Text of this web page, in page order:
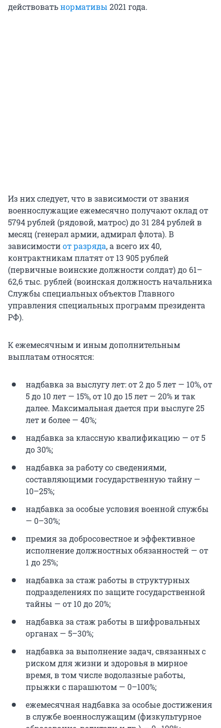
действоватьнормативы 2021 года.
Из них следует, что в зависимости от звания
военнослужащие ежемесячно получают оклад от
5794 рублей (рядовой, матрос) до 31 284 рублей в
месяц (генерал армии, адмирал флота). В
зависимостиот разряда, а всего их 40,
контрактникам платят от 13 905 рублей
(первичные воинские должности солдат) до 61–
62,6 тыс. рублей (воинская должность начальника
Службы специальных объектов Главного
управления специальных программ президента
РФ).
К ежемесячным и иным дополнительным
выплатам относятся:
надбавка за выслугу лет: от 2 до 5 лет — 10%, от
5 до 10 лет — 15%, от 10 до 15 лет — 20% и так
далее. Максимальная дается при выслуге 25
лет и более — 40%;
надбавка за классную квалификацию — от 5
до 30%;
надбавка за работу со сведениями,
составляющими государственную тайну —
10–25%;
надбавка за особые условия военной службы
— 0–30%;
премия за добросовестное и эффективное
исполнение должностных обязанностей — от
1 до 25%;
надбавка за стаж работы в структурных
подразделениях по защите государственной
тайны — от 10 до 20%;
надбавка за стаж работы в шифровальных
органах — 5–30%;
надбавка за выполнение задач, связанных с
риском для жизни и здоровья в мирное
время, в том числе водолазные работы,
прыжки с парашютом — 0–100%;
ежемесячная надбавка за особые достижения
в службе военнослужащим (физкультурное